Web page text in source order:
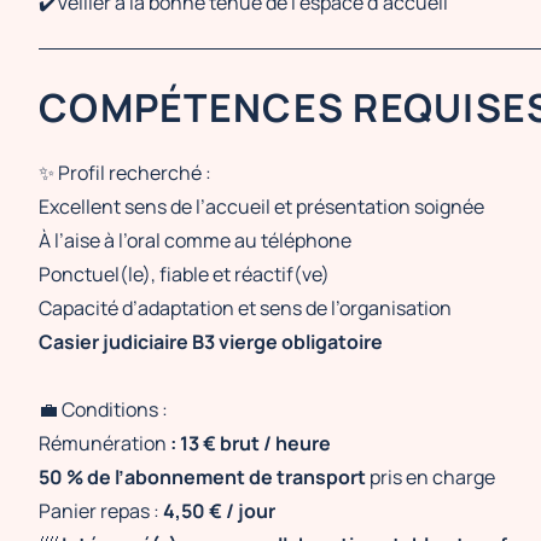
COMPÉTENCES
✨ Profil recherché :
Excellent sens de l’accueil et présentation soignée
À l’aise à l’oral comme au téléphone
Ponctuel(le), fiable et réactif(ve)
Capacité d’adaptation et sens de l’organisation
Casier judiciaire B3 vierge obligatoire
💼 Conditions :
Rémunération : 13 € brut / heure
50 % de l’abonnement de transportpris en charge
Panier repas :4,50 € / jour